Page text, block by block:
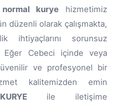
normal kurye hizmetimiz
düzenli olarak çalışmakta,
ihtiyaçlarını sorunsuz
Eğer Cebeci içinde veya
ve profesyonel bir
kalitemizden emin
ile iletişime